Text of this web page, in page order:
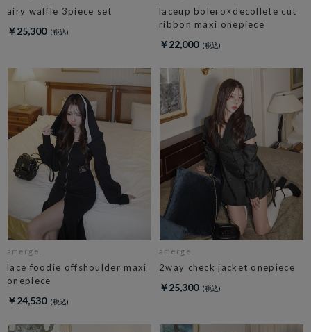
airy waffle 3piece set
￥25,300
laceup bolero×decollete cut
ribbon maxi onepiece
￥22,000
amerge.
lace foodie offshoulder maxi
onepiece
￥24,530
amerge.
2way check jacket onepiece
￥25,300